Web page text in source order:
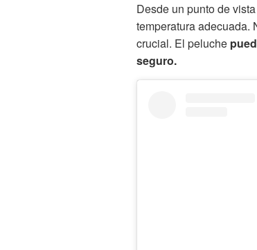
Desde un punto de
temperatura adecuada.
crucial. El peluche
seguro.